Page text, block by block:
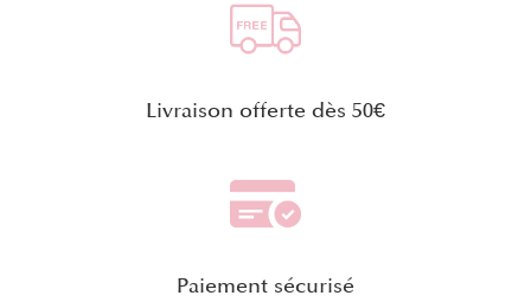
Livraison offerte dès 50€
Paiement sécurisé